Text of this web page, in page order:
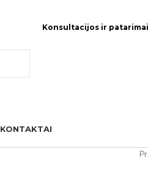
Konsultacijos ir patarimai:
KONTAKTAI